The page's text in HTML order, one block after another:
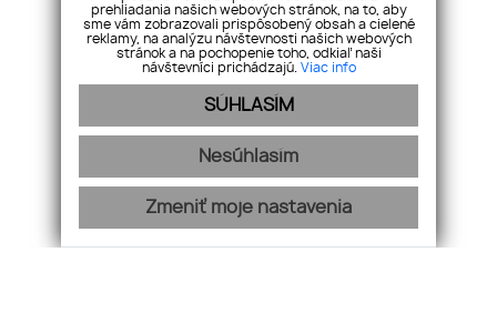
Komárno
prehliadania našich webových stránok, na to, aby
sme vám zobrazovali prispôsobený obsah a cielené
reklamy, na analýzu návštevnosti našich webových
stránok a na pochopenie toho, odkiaľ naši
návštevníci prichádzajú. Viac info
SÚHLASÍM
Nesúhlasím
Zmeniť moje nastavenia